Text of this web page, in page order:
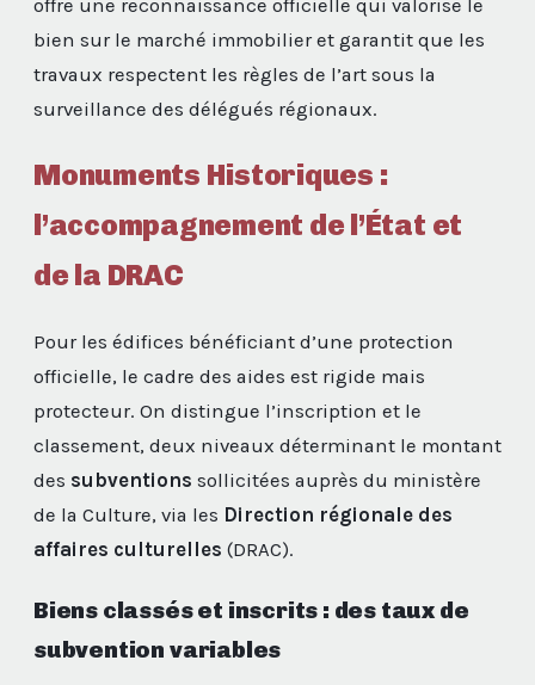
offre une reconnaissance officielle qui valorise le
bien sur le marché immobilier et garantit que les
travaux respectent les règles de l’art sous la
surveillance des délégués régionaux.
Monuments Historiques :
l’accompagnement de l’État et
de la DRAC
Pour les édifices bénéficiant d’une protection
officielle, le cadre des aides est rigide mais
protecteur. On distingue l’inscription et le
classement, deux niveaux déterminant le montant
des subventions sollicitées auprès du ministère
de la Culture, via les Direction régionale des
affaires culturelles (DRAC).
Biens classés et inscrits : des taux de
subvention variables